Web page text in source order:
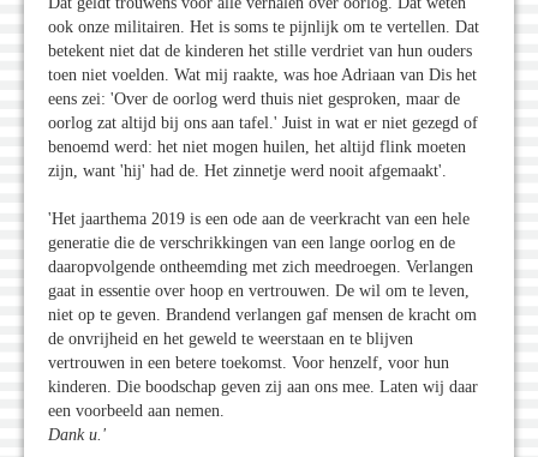
ook onze militairen. Het is soms te pijnlijk om te vertellen. Dat
betekent niet dat de kinderen het stille verdriet van hun ouders
toen niet voelden. Wat mij raakte, was hoe Adriaan van Dis het
eens zei: 'Over de oorlog werd thuis niet gesproken, maar de
oorlog zat altijd bij ons aan tafel.' Juist in wat er niet gezegd of
benoemd werd: het niet mogen huilen, het altijd flink moeten
zijn, want 'hij' had de. Het zinnetje werd nooit afgemaakt'.
'Het jaarthema 2019 is een ode aan de veerkracht van een hele
generatie die de verschrikkingen van een lange oorlog en de
daaropvolgende ontheemding met zich meedroegen. Verlangen
gaat in essentie over hoop en vertrouwen. De wil om te leven,
niet op te geven. Brandend verlangen gaf mensen de kracht om
de onvrijheid en het geweld te weerstaan en te blijven
vertrouwen in een betere toekomst. Voor henzelf, voor hun
kinderen. Die boodschap geven zij aan ons mee. Laten wij daar
een voorbeeld aan nemen.
Dank u.'